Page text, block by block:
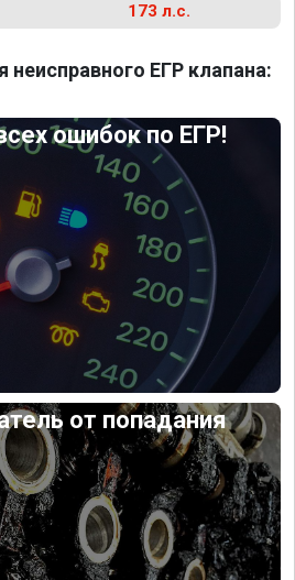
173 л.с.
ЕГР клапана:
ошибок по ЕГР!
от попадания